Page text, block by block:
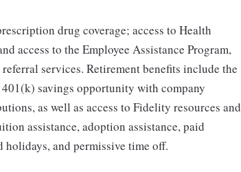
drug coverage; access to Health
access to the Employee Assistance Program,
services. Retirement benefits include the
savings opportunity with company
as well as access to Fidelity resources and
assistance, adoption assistance, paid
and permissive time off.